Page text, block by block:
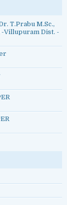
T.Prabu M.Sc.,
-Villupuram Dist. -